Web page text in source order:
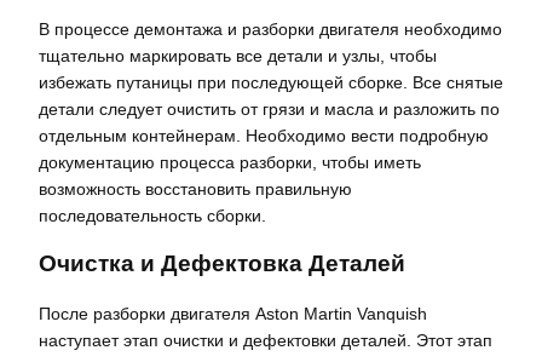
В процессе демонтажа и разборки двигателя необходимо
тщательно маркировать все детали и узлы, чтобы
избежать путаницы при последующей сборке. Все снятые
детали следует очистить от грязи и масла и разложить по
отдельным контейнерам. Необходимо вести подробную
документацию процесса разборки, чтобы иметь
возможность восстановить правильную
последовательность сборки.
Очистка и Дефектовка Деталей
После разборки двигателя Aston Martin Vanquish
наступает этап очистки и дефектовки деталей. Этот этап